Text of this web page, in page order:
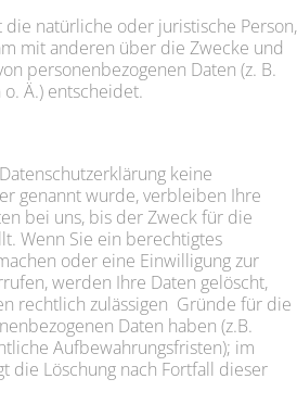
natürliche oder juristische Person,
mit anderen über die Zwecke und
personenbezogenen Daten (z. B.
Ä.) entscheidet.
keine
genannt wurde, verbleiben Ihre
bei uns, bis der Zweck für die
Wenn Sie ein berechtigtes
oder eine Einwilligung zur
werden Ihre Daten gelöscht,
rechtlich zulässigen Gründe für die
Daten haben (z.B.
Aufbewahrungsfristen); im
die Löschung nach Fortfall dieser